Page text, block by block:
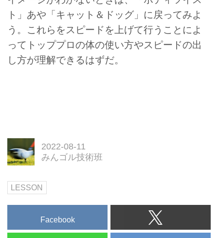
ト」あや「キャット＆ドッグ」に戻ってみよ
う。これらをスピードを上げて行うことによ
ってトッププロの体の使い方やスピードの出
し方が理解できるはずだ。
2022-08-11
みんゴル技術班
LESSON
Facebook